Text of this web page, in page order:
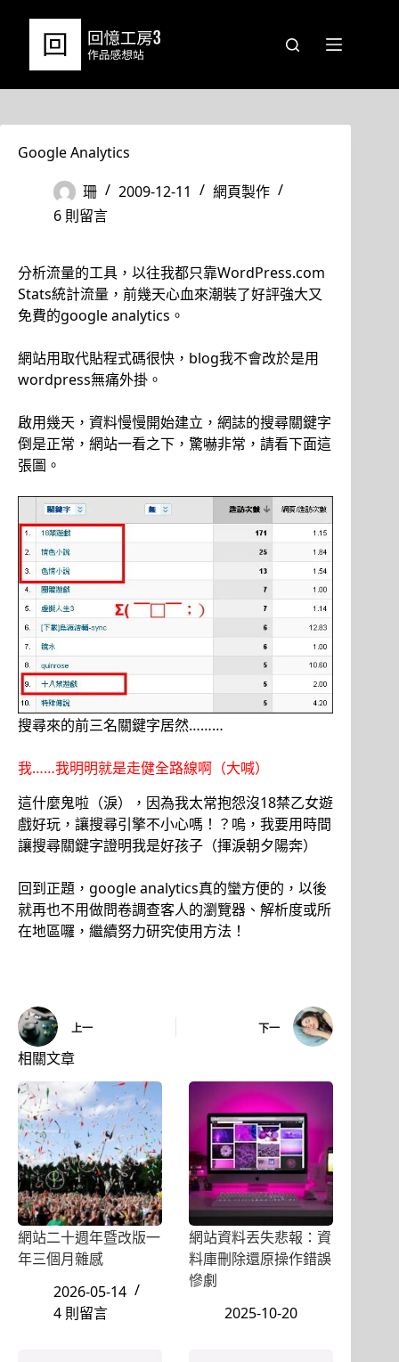
Google Analytics
珊
2009-12-11
網頁製作
6 則留言
分析流量的工具，以往我都只靠WordPress.com
Stats統計流量，前幾天心血來潮裝了好評強大又
免費的google analytics。
網站用取代貼程式碼很快，blog我不會改於是用
wordpress無痛外掛。
啟用幾天，資料慢慢開始建立，網誌的搜尋關鍵字
倒是正常，網站一看之下，驚嚇非常，請看下面這
張圖。
搜尋來的前三名關鍵字居然………
我……我明明就是走健全路線啊（大喊）
這什麼鬼啦（淚），因為我太常抱怨沒18禁乙女遊
戲好玩，讓搜尋引擎不小心嗎！？嗚，我要用時間
讓搜尋關鍵字證明我是好孩子（揮淚朝夕陽奔）
回到正題，google analytics真的蠻方便的，以後
就再也不用做問卷調查客人的瀏覽器、解析度或所
在地區囉，繼續努力研究使用方法！
上一 下一
相關文章
網站二十週年暨改版一
年三個月雜感
2026-05-14
4 則留言
網站資料丟失悲報：資
料庫刪除還原操作錯誤
慘劇
2025-10-20